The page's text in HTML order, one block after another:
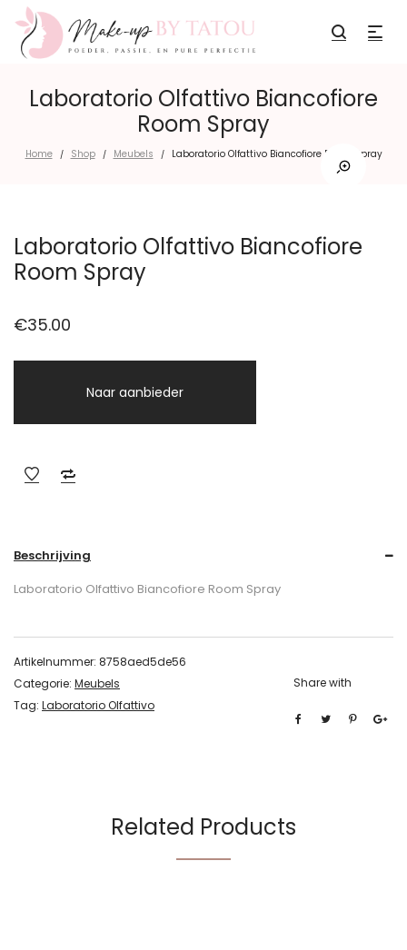
Laboratorio Olfattivo Biancofiore
Room Spray
Home / Shop / Meubels / Laboratorio Olfattivo Biancofiore Room Spray
Laboratorio Olfattivo Biancofiore
Room Spray
€35.00
Naar aanbieder
Beschrijving
Laboratorio Olfattivo Biancofiore Room Spray
Artikelnummer: 8758aed5de56
Categorie: Meubels
Tag: Laboratorio Olfattivo
Share with
Related Products